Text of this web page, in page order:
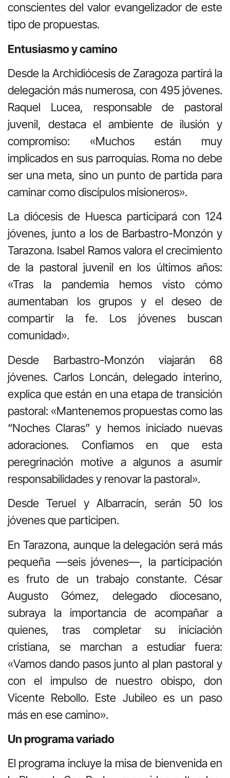
conscientes del valor evangelizador de este
tipo de propuestas.
Entusiasmo y camino
Desde la Archidiócesis de Zaragoza partirá la
delegación más numerosa, con 495 jóvenes.
Raquel Lucea, responsable de pastoral
juvenil, destaca el ambiente de ilusión y
compromiso: «Muchos están muy
implicados en sus parroquias. Roma no debe
ser una meta, sino un punto de partida para
caminar como discípulos misioneros».
La diócesis de Huesca participará con 124
jóvenes, junto a los de Barbastro-Monzón y
Tarazona. Isabel Ramos valora el crecimiento
de la pastoral juvenil en los últimos años:
«Tras la pandemia hemos visto cómo
aumentaban los grupos y el deseo de
compartir la fe. Los jóvenes buscan
comunidad».
Desde Barbastro-Monzón viajarán 68
jóvenes. Carlos Loncán, delegado interino,
explica que están en una etapa de transición
pastoral: «Mantenemos propuestas como las
“Noches Claras” y hemos iniciado nuevas
adoraciones. Confiamos en que esta
peregrinación motive a algunos a asumir
responsabilidades y renovar la pastoral».
Desde Teruel y Albarracín, serán 50 los
jóvenes que participen.
En Tarazona, aunque la delegación será más
pequeña —seis jóvenes—, la participación
es fruto de un trabajo constante. César
Augusto Gómez, delegado diocesano,
subraya la importancia de acompañar a
quienes, tras completar su iniciación
cristiana, se marchan a estudiar fuera:
«Vamos dando pasos junto al plan pastoral y
con el impulso de nuestro obispo, don
Vicente Rebollo. Este Jubileo es un paso
más en ese camino».
Un programa variado
El programa incluye la misa de bienvenida en